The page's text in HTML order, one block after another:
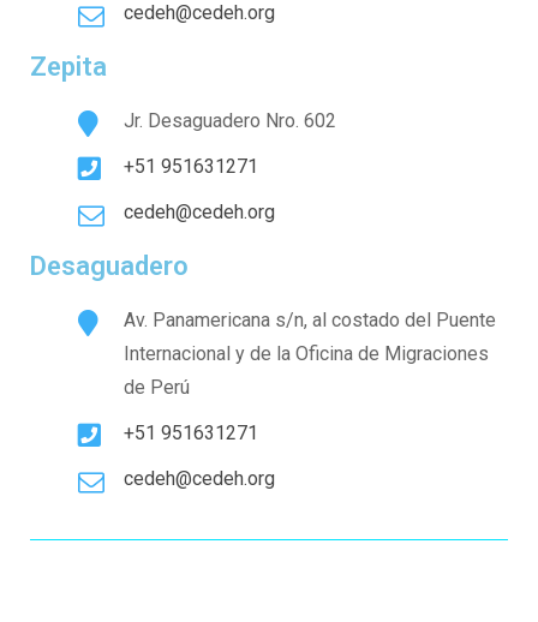
cedeh@cedeh.org
Zepita
Jr. Desaguadero Nro. 602
+51 951631271
cedeh@cedeh.org
Desaguadero
Av. Panamericana s/n, al costado del Puente
Internacional y de la Oficina de Migraciones
de Perú
+51 951631271
cedeh@cedeh.org